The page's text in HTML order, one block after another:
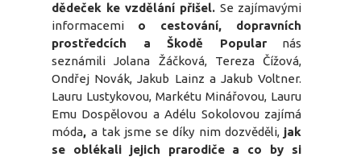
dědeček ke vzdělání přišel. Se zajímavými
informacemi o cestování, dopravních
prostředcích a Škodě Popularnás
seznámili Jolana Žáčková, Tereza Čížová,
Ondřej Novák, Jakub Lainz a Jakub Voltner.
Lauru Lustykovou, Markétu Minářovou, Lauru
Emu Dospělovou a Adélu Sokolovou zajímá
móda,a tak jsme se díky nim dozvěděli, jak
se oblékali jejich prarodiče a co by si